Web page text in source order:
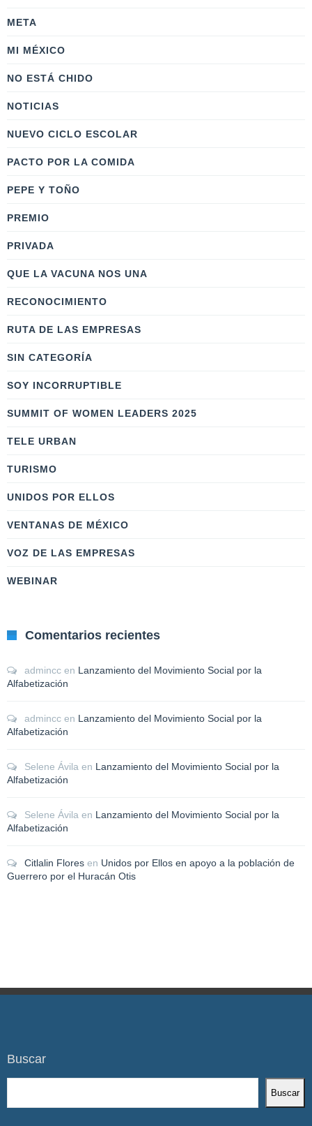
META
MI MÉXICO
NO ESTÁ CHIDO
NOTICIAS
NUEVO CICLO ESCOLAR
PACTO POR LA COMIDA
PEPE Y TOÑO
PREMIO
PRIVADA
QUE LA VACUNA NOS UNA
RECONOCIMIENTO
RUTA DE LAS EMPRESAS
SIN CATEGORÍA
SOY INCORRUPTIBLE
SUMMIT OF WOMEN LEADERS 2025
TELE URBAN
TURISMO
UNIDOS POR ELLOS
VENTANAS DE MÉXICO
VOZ DE LAS EMPRESAS
WEBINAR
Comentarios recientes
admincc en Lanzamiento del Movimiento Social por la
Alfabetización
admincc en Lanzamiento del Movimiento Social por la
Alfabetización
Selene Ávila en Lanzamiento del Movimiento Social por la
Alfabetización
Selene Ávila en Lanzamiento del Movimiento Social por la
Alfabetización
Citlalin Flores en Unidos por Ellos en apoyo a la población de
Guerrero por el Huracán Otis
Buscar
Buscar